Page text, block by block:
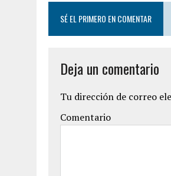
SÉ EL PRIMERO EN COMENTAR
Deja un comentario
Tu dirección de correo
Comentario